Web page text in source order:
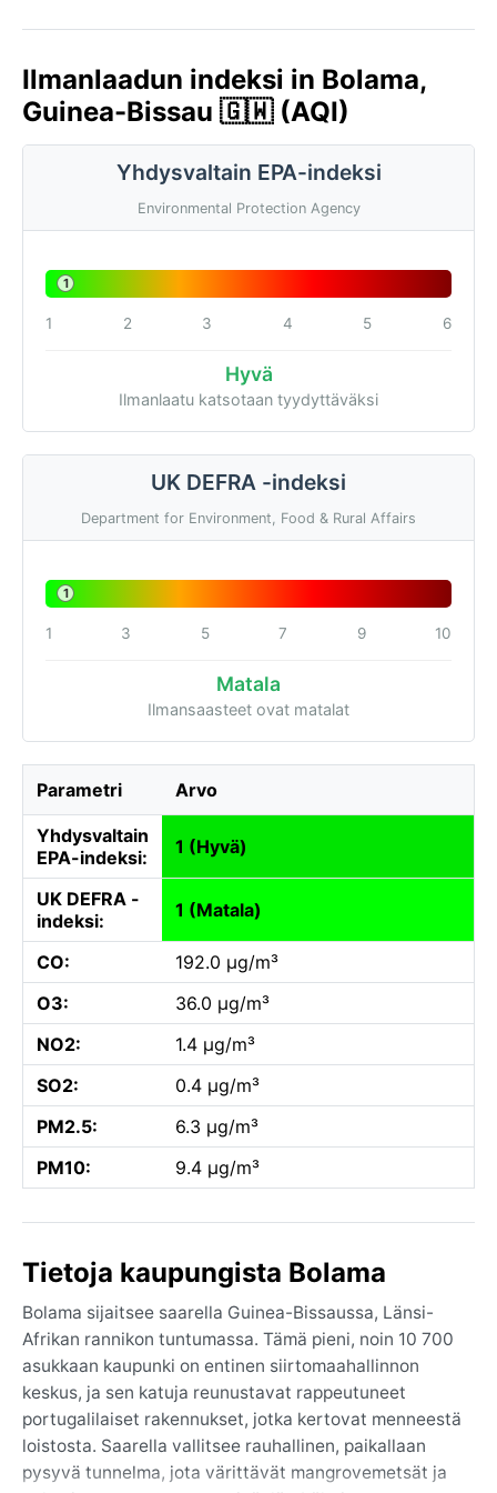
Ilmanlaadun indeksi in Bolama,
Guinea-Bissau 🇬🇼 (AQI)
Yhdysvaltain EPA-indeksi
Environmental Protection Agency
1
1 2 3 4 5 6
Hyvä
Ilmanlaatu katsotaan tyydyttäväksi
UK DEFRA -indeksi
Department for Environment, Food & Rural Affairs
1
1 3 5 7 9 10
Matala
Ilmansaasteet ovat matalat
Parametri Arvo
Yhdysvaltain
EPA-indeksi:
1 (Hyvä)
UK DEFRA -
indeksi:
1 (Matala)
CO:
192.0 µg/m³
O3:
36.0 µg/m³
NO2:
1.4 µg/m³
SO2:
0.4 µg/m³
PM2.5:
6.3 µg/m³
PM10:
9.4 µg/m³
Tietoja kaupungista Bolama
Bolama sijaitsee saarella Guinea-Bissaussa, Länsi-
Afrikan rannikon tuntumassa. Tämä pieni, noin 10 700
asukkaan kaupunki on entinen siirtomaahallinnon
keskus, ja sen katuja reunustavat rappeutuneet
portugalilaiset rakennukset, jotka kertovat menneestä
loistosta. Saarella vallitsee rauhallinen, paikallaan
pysyvä tunnelma, jota värittävät mangrovemetsät ja